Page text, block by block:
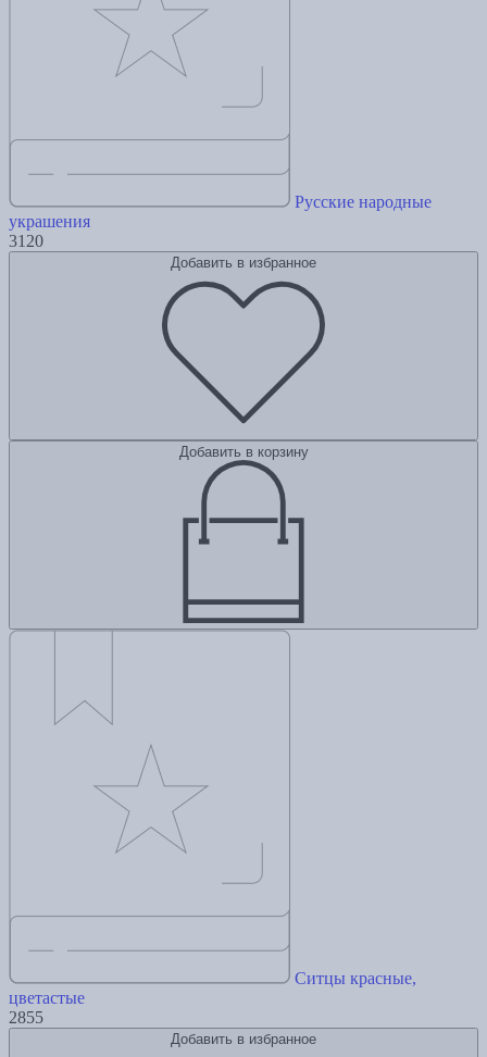
Русские народные
украшения
3120
Добавить в избранное
Добавить в корзину
Ситцы красные,
цветастые
2855
Добавить в избранное